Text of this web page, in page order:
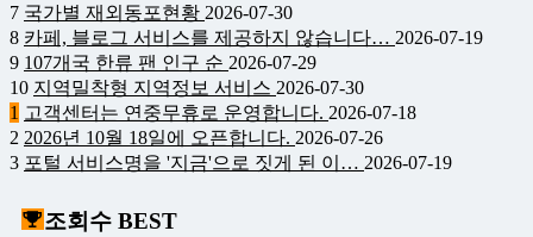
7 국가별 재외동포현황 2026-07-30
8 카페, 블로그 서비스를 제공하지 않습니다… 2026-07-19
9 107개국 한류 팬 인구 순 2026-07-29
10 지역밀착형 지역정보 서비스 2026-07-30
1 고객센터는 연중무휴로 운영합니다. 2026-07-18
2 2026년 10월 18일에 오픈합니다. 2026-07-26
3 포털 서비스명을 '지금'으로 짓게 된 이… 2026-07-19
조회수 BEST